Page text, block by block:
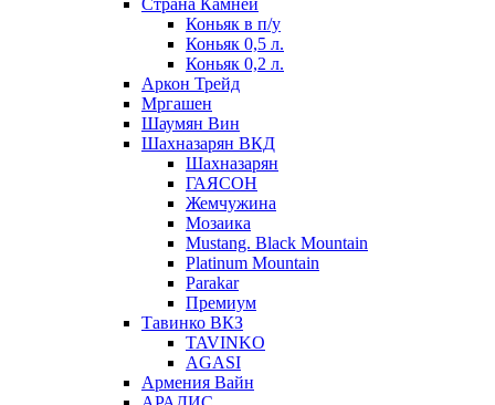
Страна Камней
Коньяк в п/у
Коньяк 0,5 л.
Коньяк 0,2 л.
Аркон Трейд
Мргашен
Шаумян Вин
Шахназарян ВКД
Шахназарян
ГАЯСОН
Жемчужина
Мозаика
Mustang. Black Mountain
Platinum Mountain
Parakar
Премиум
Тавинко ВКЗ
TAVINKO
AGASI
Армения Вайн